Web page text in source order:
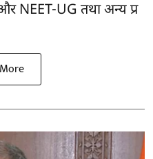
NEET-UG तथा अन्य प्र